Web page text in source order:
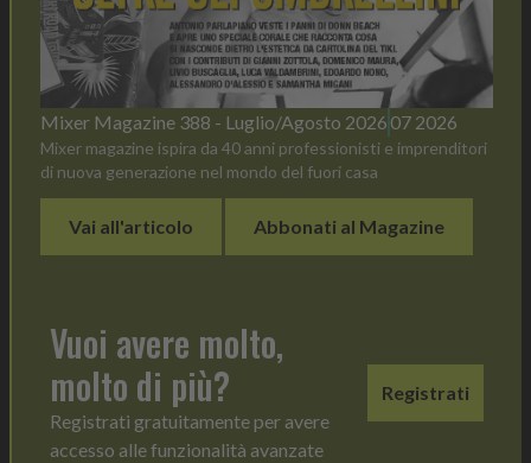
Mixer Magazine 388 - Luglio/Agosto 2026 07 2026
Mixer magazine ispira da 40 anni professionisti e imprenditori
di nuova generazione nel mondo del fuori casa
Vai all'articolo Abbonati al Magazine
Vuoi avere molto,
molto di più?
Registrati gratuitamente per avere
accesso alle funzionalità avanzate
Registrati